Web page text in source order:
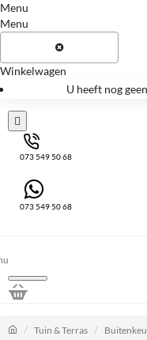
Menu
Menu
Winkelwagen
U heeft nog
073 549 50 68
073 549 50 68
homeTuin & Terras